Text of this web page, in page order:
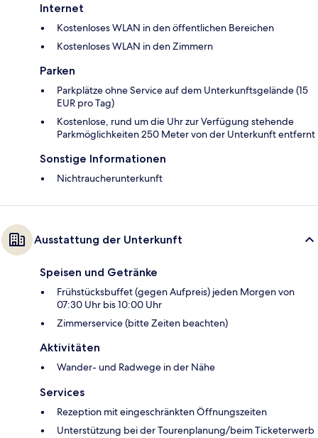
Internet
Kostenloses WLAN in den öffentlichen Bereichen
Kostenloses WLAN in den Zimmern
Parken
Parkplätze ohne Service auf dem Unterkunftsgelände (15
EUR pro Tag)
Kostenlose, rund um die Uhr zur Verfügung stehende
Parkmöglichkeiten 250 Meter von der Unterkunft entfernt
Sonstige Informationen
Nichtraucherunterkunft
Ausstattung der Unterkunft
Speisen und Getränke
Frühstücksbuffet (gegen Aufpreis) jeden Morgen von
07:30 Uhr bis 10:00 Uhr
Zimmerservice (bitte Zeiten beachten)
Aktivitäten
Wander- und Radwege in der Nähe
Services
Rezeption mit eingeschränkten Öffnungszeiten
Unterstützung bei der Tourenplanung/beim Ticketerwerb